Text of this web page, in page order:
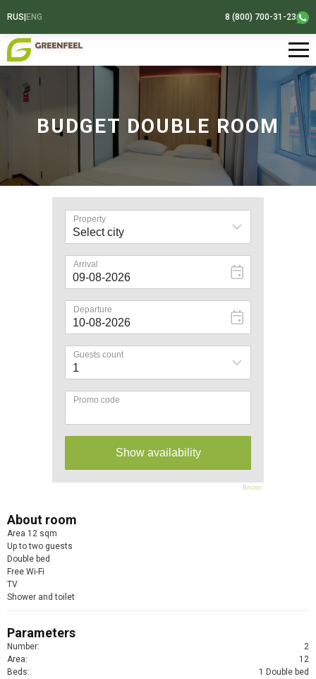
RUS ENG 8 (800) 700-31-23
BUDGET DOUBLE ROOM
Bnovo
About room
Area 12 sqm
Up to two guests
Double bed
Free Wi-Fi
TV
Shower and toilet
Parameters
Number:
2
Area:
12
Beds:
1 Double bed